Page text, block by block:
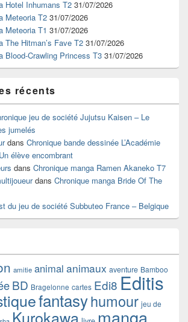
Hotel Inhumans T2 31/07/2026
Meteoria T2 31/07/2026
Meteoria T1 31/07/2026
The Hitman’s Fave T2 31/07/2026
Blood-Crawling Princess T3 31/07/2026
récents
jeu de société Jujutsu Kaisen – Le
jumelés
dans Chronique bande dessinée L’Académie
élève encombrant
dans Chronique manga Ramen Akaneko T7
dans Chronique manga Bride Of The
du jeu de société Subbuteo France – Belgique
amitie animal animaux aventure Bamboo
BD Bragelonne cartes Edi8 Editis
fantasyhumour jeu de
Kurokawa manga